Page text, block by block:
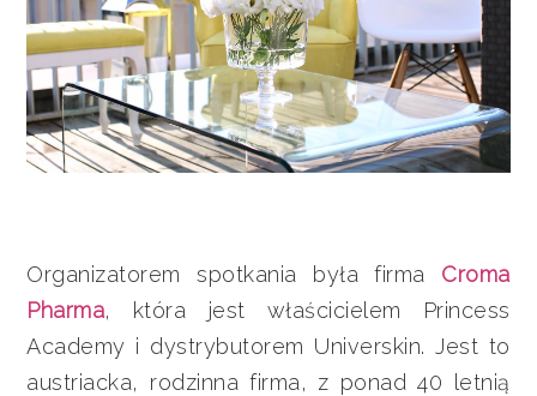
Organizatorem spotkania była firma Croma
Pharma, która jest właścicielem Princess
Academy i dystrybutorem Universkin. Jest to
austriacka, rodzinna firma, z ponad 40 letnią